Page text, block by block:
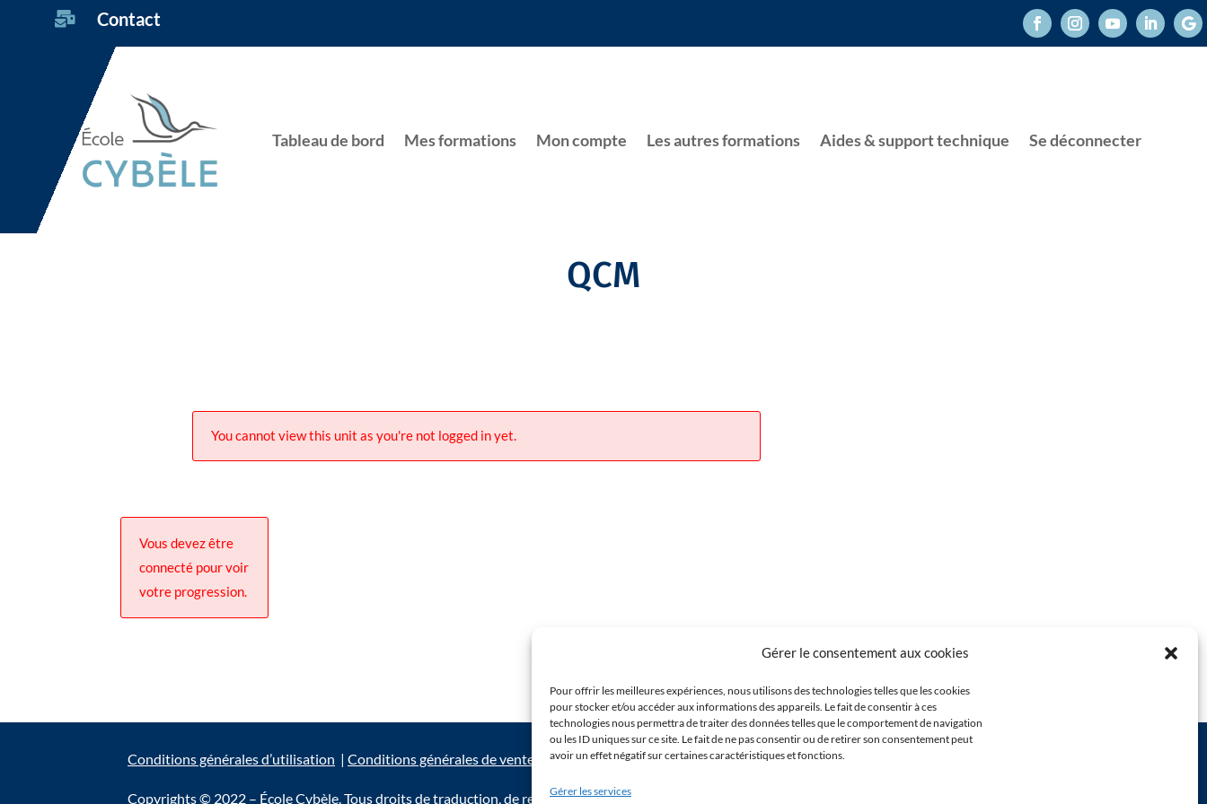
Gérer le consentement aux cookies
Pour offrir les meilleures expériences, nous utilisons des technologies telles que les cookies
pour stocker et/ou accéder aux informations des appareils. Le fait de consentir à ces
technologies nous permettra de traiter des données telles que le comportement de navigation
ou les ID uniques sur ce site. Le fait de ne pas consentir ou de retirer son consentement peut
avoir un effet négatif sur certaines caractéristiques et fonctions.
Gérer les services
 Contact
Tableau de bord Mes formations Mon compte Les autres formations Aides & support technique Se déconnecter
QCM
You cannot view this unit as you're not logged in yet.
Vous devez être
connecté pour voir
votre progression.
Conditions générales d’utilisation | Conditions générales de vente Aides et support technique
Copyrights © 2022 – École Cybèle. Tous droits de traduction, de reproduction et d’adaptation réservés.